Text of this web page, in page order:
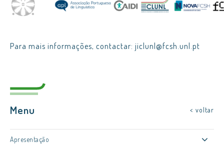
Para mais informações, contactar: jiclunl@fcsh.unl.pt
Menu < voltar
Apresentação